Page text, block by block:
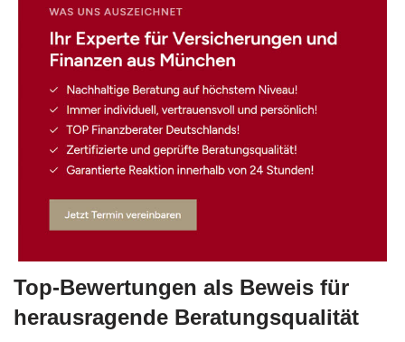
Top-Bewertungen als Beweis für
herausragende Beratungsqualität